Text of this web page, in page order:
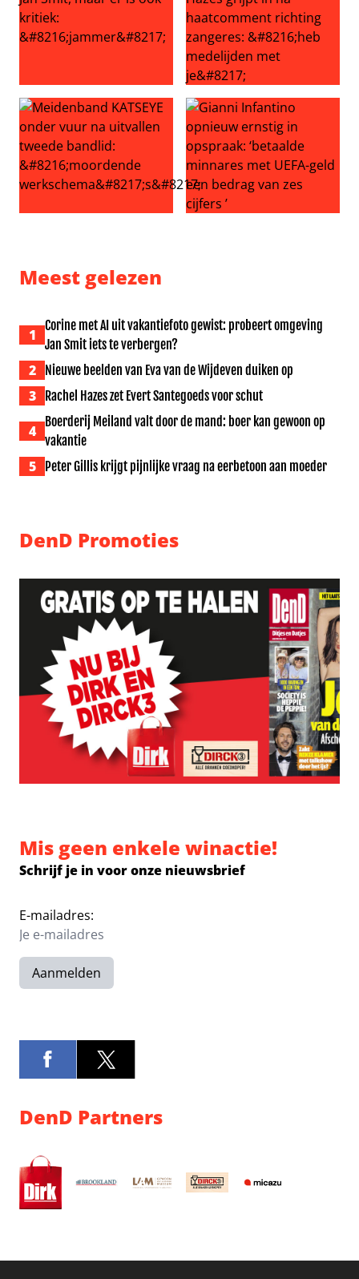
Volendam viert 30 jaar Jan Smit, maar er is ook kritiek:
Echtgenoot Roxeanne
Meest gelezen
1
Corine met AI uit vakantiefoto gewist: probeert omgeving
Jan Smit iets te verbergen?
2 Nieuwe beelden van Eva van de Wijdeven duiken op
3 Rachel Hazes zet Evert Santegoeds voor schut
4
Boerderij Meiland valt door de mand: boer kan gewoon op
vakantie
5 Peter Gillis krijgt pijnlijke vraag na eerbetoon aan moeder
DenD Promoties
Mis geen enkele winactie!
Schrijf je in voor onze nieuwsbrief
E-mailadres:
Aanmelden
DenD Partners